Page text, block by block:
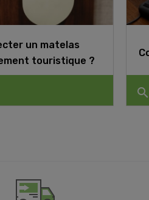
un matelas
touristique ?
search